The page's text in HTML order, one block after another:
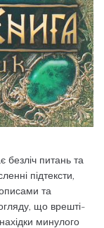
безліч питань та
підтексти,
та
що врешті-
минулого